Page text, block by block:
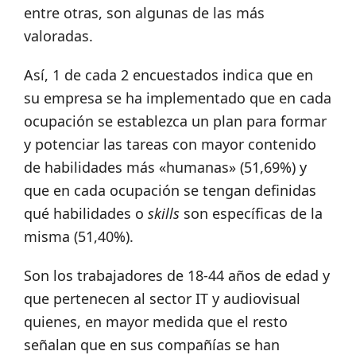
entre otras, son algunas de las más
valoradas.
Así, 1 de cada 2 encuestados indica que en
su empresa se ha implementado que en cada
ocupación se establezca un plan para formar
y potenciar las tareas con mayor contenido
de habilidades más «humanas» (51,69%) y
que en cada ocupación se tengan definidas
qué habilidades o skills son específicas de la
misma (51,40%).
Son los trabajadores de 18-44 años de edad y
que pertenecen al sector IT y audiovisual
quienes, en mayor medida que el resto
señalan que en sus compañías se han